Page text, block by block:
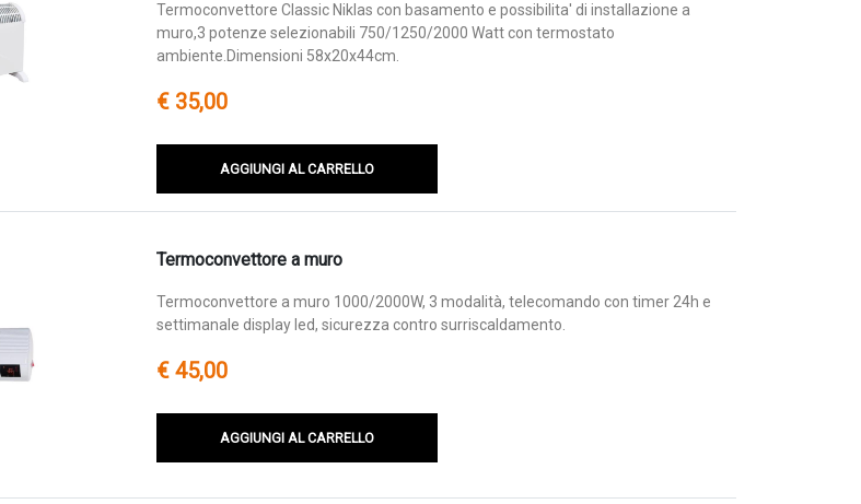
Termoconvettore Classic Niklas con basamento e possibilita' di installazione a
muro,3 potenze selezionabili 750/1250/2000 Watt con termostato
ambiente.Dimensioni 58x20x44cm.
€ 35,00
AGGIUNGI AL CARRELLO
Termoconvettore a muro
Termoconvettore a muro 1000/2000W, 3 modalità, telecomando con timer 24h e
settimanale display led, sicurezza contro surriscaldamento.
€ 45,00
AGGIUNGI AL CARRELLO